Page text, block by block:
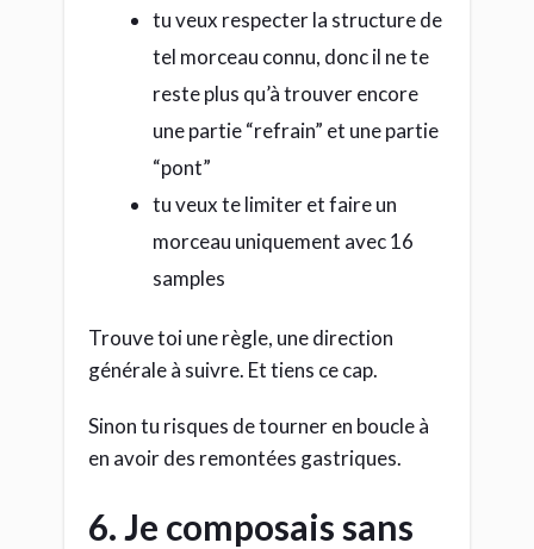
tu veux respecter la structure de
tel morceau connu, donc il ne te
reste plus qu’à trouver encore
une partie “refrain” et une partie
“pont”
tu veux te limiter et faire un
morceau uniquement avec 16
samples
Trouve toi une règle, une direction
générale à suivre. Et tiens ce cap.
Sinon tu risques de tourner en boucle à
en avoir des remontées gastriques.
6. Je composais sans